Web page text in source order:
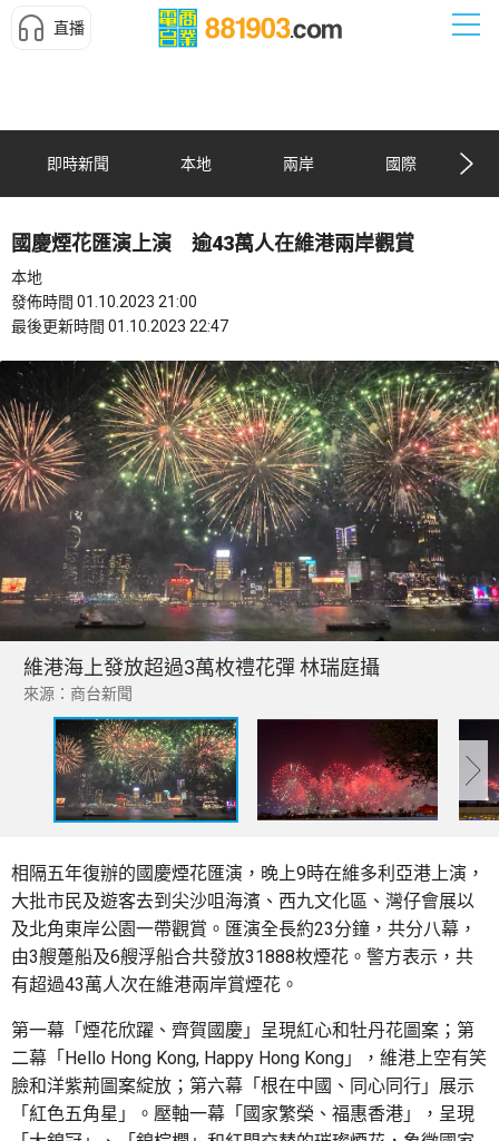
直播
即時新聞 本地 兩岸 國際
國慶煙花匯演上演 逾43萬人在維港兩岸觀賞
本地
發佈時間 01.10.2023 21:00
最後更新時間 01.10.2023 22:47
維港海上發放超過3萬枚禮花彈 林瑞庭攝
來源：商台新聞
相隔五年復辦的國慶煙花匯演，晚上9時在維多利亞港上演，
大批市民及遊客去到尖沙咀海濱、西九文化區、灣仔會展以
及北角東岸公園一帶觀賞。匯演全長約23分鐘，共分八幕，
由3艘躉船及6艘浮船合共發放31888枚煙花。警方表示，共
有超過43萬人次在維港兩岸賞煙花。
第一幕「煙花欣躍、齊賀國慶」呈現紅心和牡丹花圖案；第
二幕「Hello Hong Kong, Happy Hong Kong」，維港上空有笑
臉和洋紫荊圖案綻放；第六幕「根在中國、同心同行」展示
「紅色五角星」。壓軸一幕「國家繁榮、福惠香港」，呈現